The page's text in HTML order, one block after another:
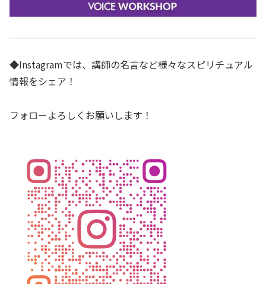
◆Instagramでは、講師の名言など様々なスピリチュアル
情報をシェア！
フォローよろしくお願いします！